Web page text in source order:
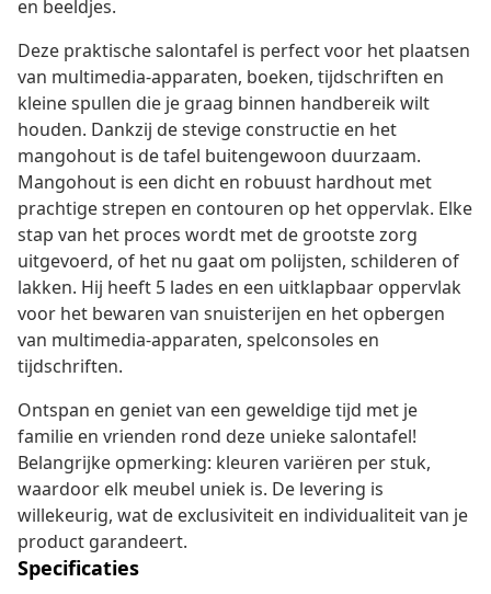
en beeldjes.
Deze praktische salontafel is perfect voor het plaatsen
van multimedia-apparaten, boeken, tijdschriften en
kleine spullen die je graag binnen handbereik wilt
houden. Dankzij de stevige constructie en het
mangohout is de tafel buitengewoon duurzaam.
Mangohout is een dicht en robuust hardhout met
prachtige strepen en contouren op het oppervlak. Elke
stap van het proces wordt met de grootste zorg
uitgevoerd, of het nu gaat om polijsten, schilderen of
lakken. Hij heeft 5 lades en een uitklapbaar oppervlak
voor het bewaren van snuisterijen en het opbergen
van multimedia-apparaten, spelconsoles en
tijdschriften.
Ontspan en geniet van een geweldige tijd met je
familie en vrienden rond deze unieke salontafel!
Belangrijke opmerking: kleuren variëren per stuk,
waardoor elk meubel uniek is. De levering is
willekeurig, wat de exclusiviteit en individualiteit van je
product garandeert.
Specificaties